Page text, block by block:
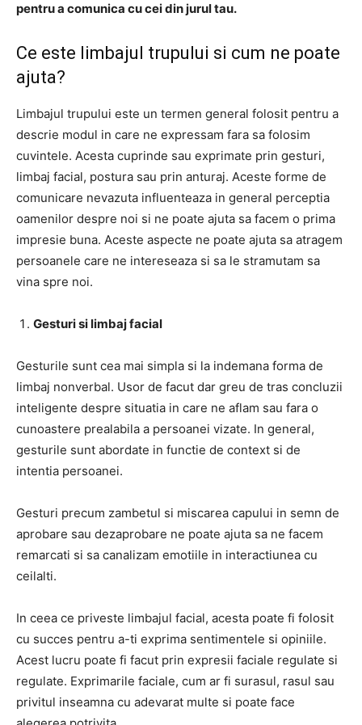
pentru a comunica cu cei din jurul tau.
Ce este limbajul trupului si cum ne poate
ajuta?
Limbajul trupului este un termen general folosit pentru a
descrie modul in care ne expressam fara sa folosim
cuvintele. Acesta cuprinde sau exprimate prin gesturi,
limbaj facial, postura sau prin anturaj. Aceste forme de
comunicare nevazuta influenteaza in general perceptia
oamenilor despre noi si ne poate ajuta sa facem o prima
impresie buna. Aceste aspecte ne poate ajuta sa atragem
persoanele care ne intereseaza si sa le stramutam sa
vina spre noi.
Gesturi si limbaj facial
Gesturile sunt cea mai simpla si la indemana forma de
limbaj nonverbal. Usor de facut dar greu de tras concluzii
inteligente despre situatia in care ne aflam sau fara o
cunoastere prealabila a persoanei vizate. In general,
gesturile sunt abordate in functie de context si de
intentia persoanei.
Gesturi precum zambetul si miscarea capului in semn de
aprobare sau dezaprobare ne poate ajuta sa ne facem
remarcati si sa canalizam emotiile in interactiunea cu
ceilalti.
In ceea ce priveste limbajul facial, acesta poate fi folosit
cu succes pentru a-ti exprima sentimentele si opiniile.
Acest lucru poate fi facut prin expresii faciale regulate si
regulate. Exprimarile faciale, cum ar fi surasul, rasul sau
privitul inseamna cu adevarat multe si poate face